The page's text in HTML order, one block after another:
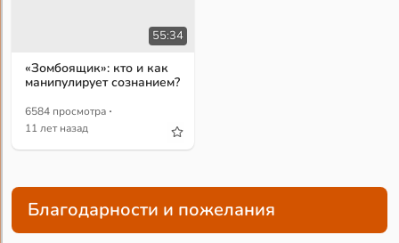
55:34
«Зомбоящик»: кто и как
манипулирует сознанием?
6584 просмотра ·
11 лет назад
Благодарности и пожелания